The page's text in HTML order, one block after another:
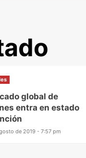
global de
entra en estado
de 2019 - 7:57 pm